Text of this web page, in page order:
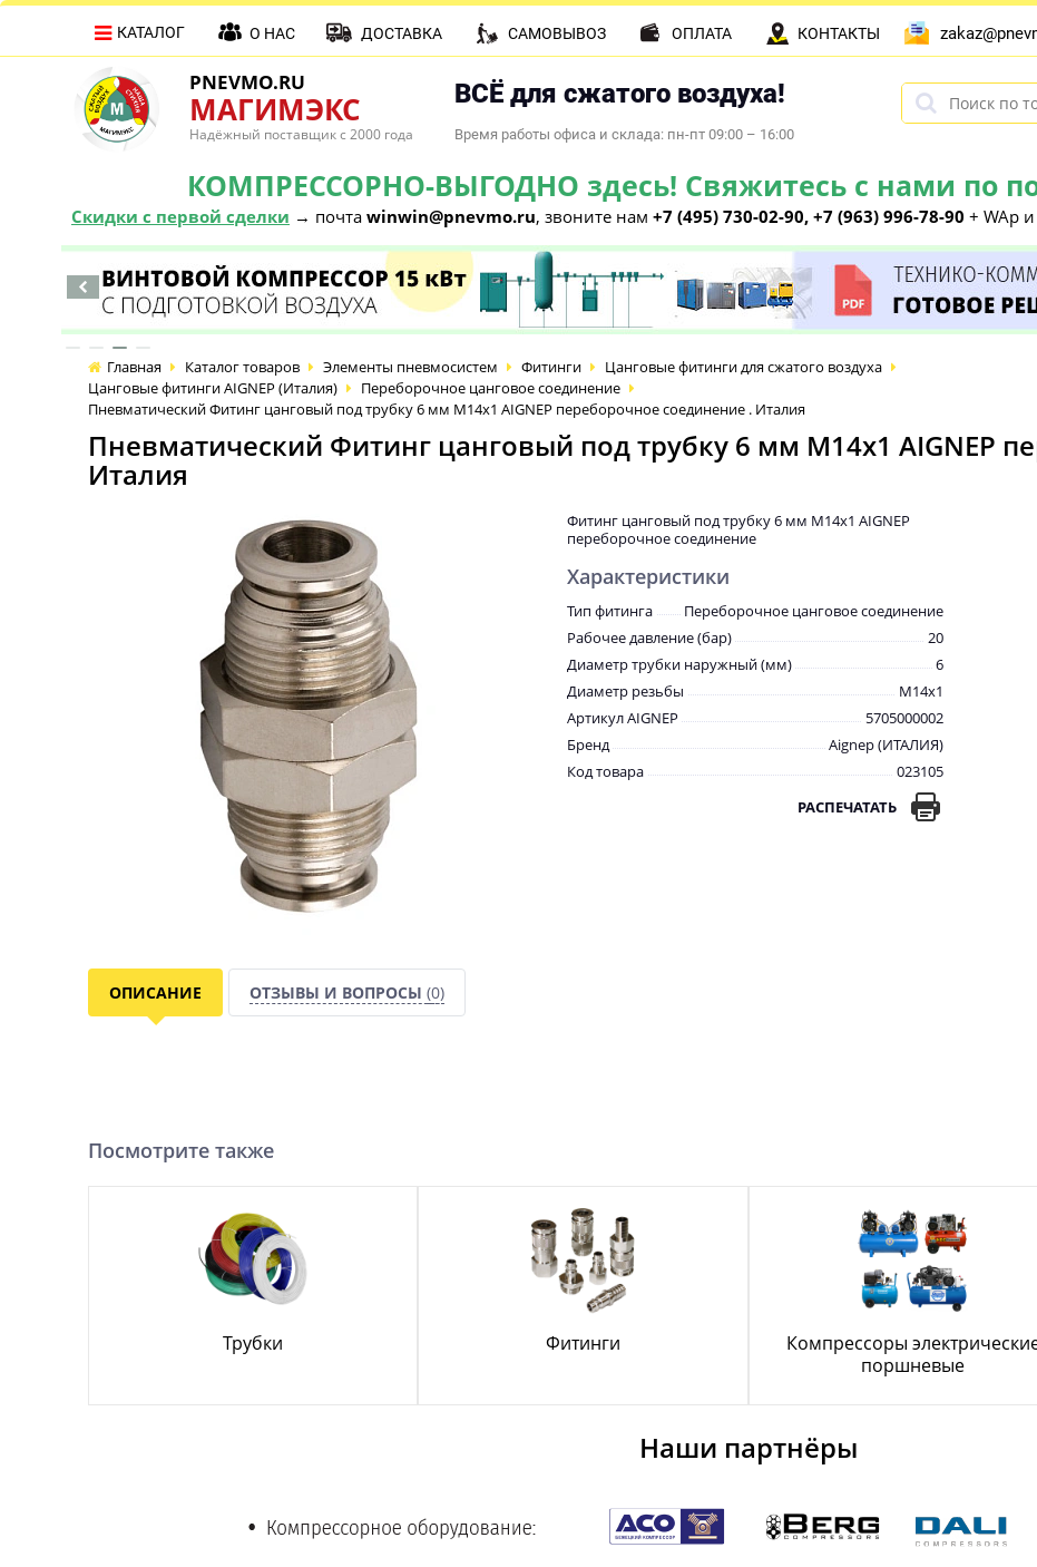
PNEVMO.RU
МАГИМЭКС
Надёжный поставщик с 2000 года
ВСЁ для сжатого воздуха!
Время работы офиса и склада: пн-пт 09:00 – 16:00
КОМПРЕССОРНО-ВЫГОДНО здесь! Свяжитесь с нами по
Скидки с первой сделки → почта winwin@pnevmo.ru, звоните нам +7 (495) 730-02-90, +7 (963) 996-78-90 + WAp
КАТАЛОГ О НАС ДОСТАВКА САМОВЫВОЗ ОПЛАТА КОНТАКТЫ
Главная Каталог товаров Элементы пневмосистем Фитинги
Цанговые фитинги для сжатого воздуха
Цанговые фитинги AIGNEP (Италия)
Переборочное цанговое соединение
Пневматический Фитинг цанговый под трубку 6 мм М14х1 AIGNEP переборочное соединение . Италия
Пневматический Фитинг цанговый под трубку 6 мм М14х1 AIGNEP
Италия
Фитинг цанговый под трубку 6 мм М14х1 AIGNEP
переборочное соединение
Характеристики
Тип фитинга
Переборочное цанговое соединение
Рабочее давление (бар)
20
Диаметр трубки наружный (мм)
6
Диаметр резьбы
М14х1
Артикул AIGNEP
5705000002
Бренд
Aignep (ИТАЛИЯ)
Код товара
023105
РАСПЕЧАТАТЬ
ОПИСАНИЕ ОТЗЫВЫ И ВОПРОСЫ (0)
Посмотрите также
Трубки Фитинги
Компрессоры
поршневые
Наши партнёры